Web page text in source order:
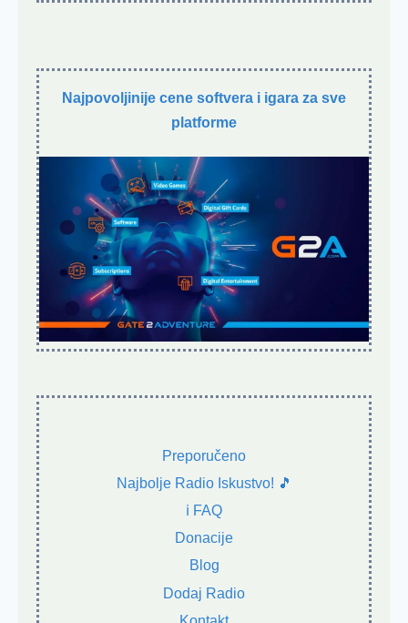
Najpovoljinije cene softvera i igara za sve
platforme
Preporučeno
Najbolje Radio Iskustvo! 🎵
ℹ️ FAQ
Donacije
Blog
Dodaj Radio